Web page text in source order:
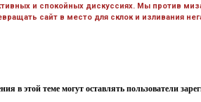
и спокойных дискуссиях. Мы против
сайт в место для склок и изливания
в этой теме могут оставлять пользователи